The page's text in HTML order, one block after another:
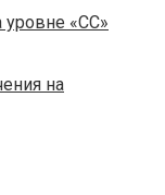
«CC»
на